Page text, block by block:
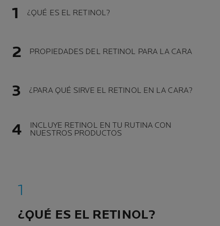
¿QUÉ ES EL RETINOL?
PROPIEDADES DEL RETINOL PARA LA CARA
¿PARA QUÉ SIRVE EL RETINOL EN LA CARA?
INCLUYE RETINOL EN TU RUTINA CON
NUESTROS PRODUCTOS
¿QUÉ ES EL RETINOL?